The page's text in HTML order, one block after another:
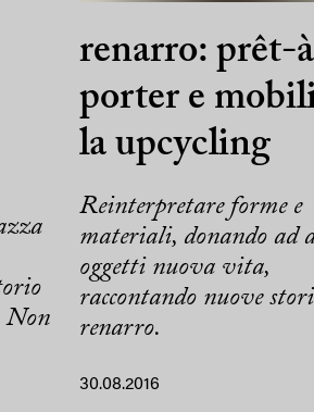
Non
renarro: prêt-
porter e
la upcycling
Reinterpretare forme e
materiali, donando ad
oggetti nuova vita,
raccontando nuove
renarro.
30.08.2016